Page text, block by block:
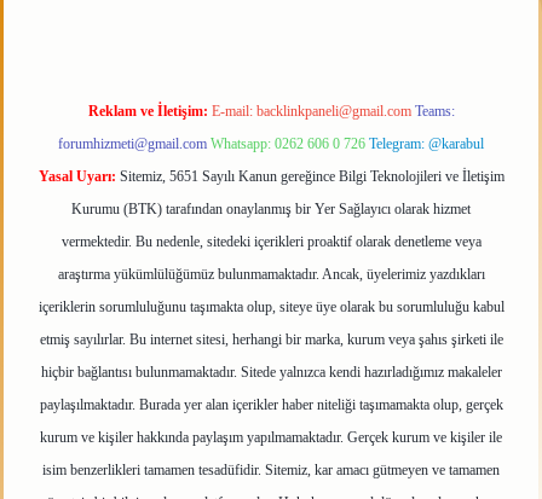
Reklam ve İletişim: E-mail: backlinkpaneli@gmail.com Teams:
forumhizmeti@gmail.com Whatsapp: 0262 606 0 726 Telegram: @karabul
Yasal Uyarı: Sitemiz, 5651 Sayılı Kanun gereğince Bilgi Teknolojileri ve İletişim
Kurumu (BTK) tarafından onaylanmış bir Yer Sağlayıcı olarak hizmet
vermektedir. Bu nedenle, sitedeki içerikleri proaktif olarak denetleme veya
araştırma yükümlülüğümüz bulunmamaktadır. Ancak, üyelerimiz yazdıkları
içeriklerin sorumluluğunu taşımakta olup, siteye üye olarak bu sorumluluğu kabul
etmiş sayılırlar. Bu internet sitesi, herhangi bir marka, kurum veya şahıs şirketi ile
hiçbir bağlantısı bulunmamaktadır. Sitede yalnızca kendi hazırladığımız makaleler
paylaşılmaktadır. Burada yer alan içerikler haber niteliği taşımamakta olup, gerçek
kurum ve kişiler hakkında paylaşım yapılmamaktadır. Gerçek kurum ve kişiler ile
isim benzerlikleri tamamen tesadüfidir. Sitemiz, kar amacı gütmeyen ve tamamen